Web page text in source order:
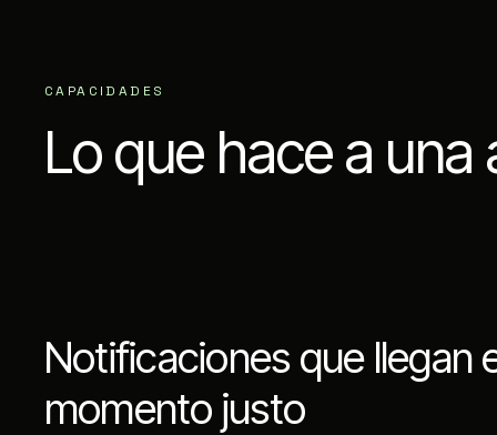
CAPACIDADES
Lo que hace a
Notificaciones que llegan
momento justo